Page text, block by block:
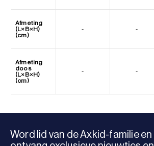
Afmeting
(L×B×H)
(cm)
- -
Afmeting
doos
(L×B×H)
(cm)
- -
Word lid van de Axkid-familie en